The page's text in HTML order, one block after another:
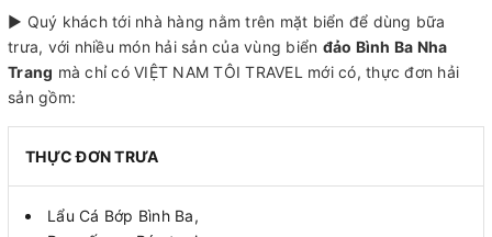
► Quý khách tới nhà hàng nằm trên mặt biển để dùng bữa
trưa, với nhiều món hải sản của vùng biển đảo Bình Ba Nha
Trang mà chỉ có VIỆT NAM TÔI TRAVEL mới có, thực đơn hải
sản gồm:
THỰC ĐƠN TRƯA
Lẩu Cá Bớp Bình Ba,